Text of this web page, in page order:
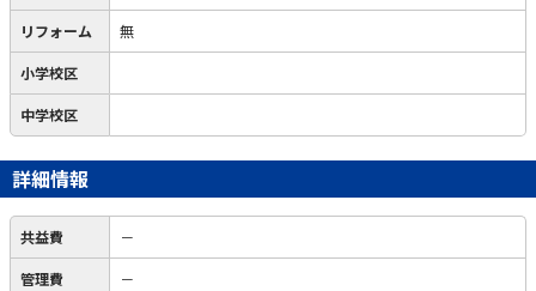
リフォーム 無
小学校区
中学校区
詳細情報
共益費 －
管理費 －